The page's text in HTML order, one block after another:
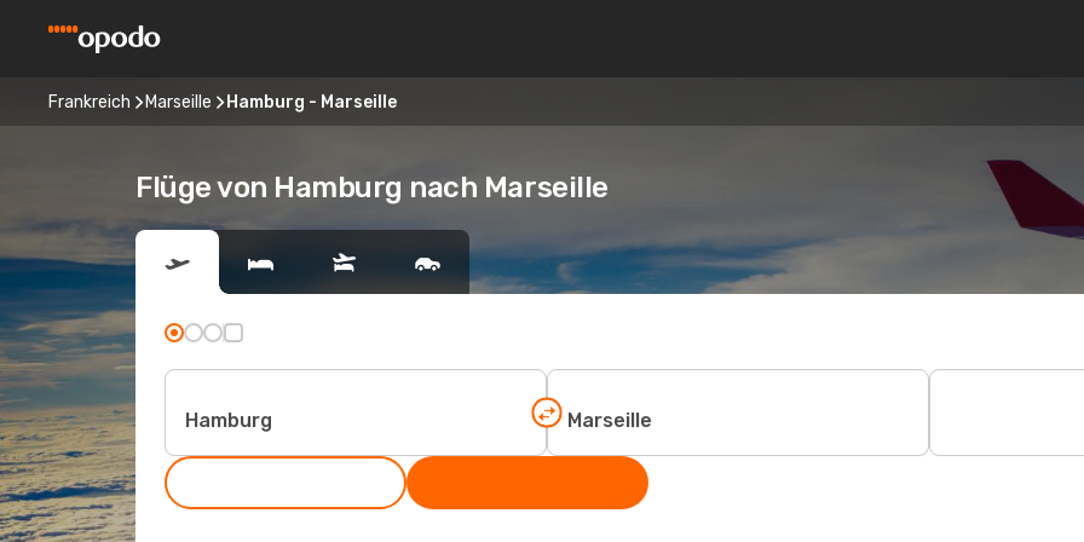
Frankreich Marseille Hamburg - Marseille
Flüge von Hamburg nach Marseille